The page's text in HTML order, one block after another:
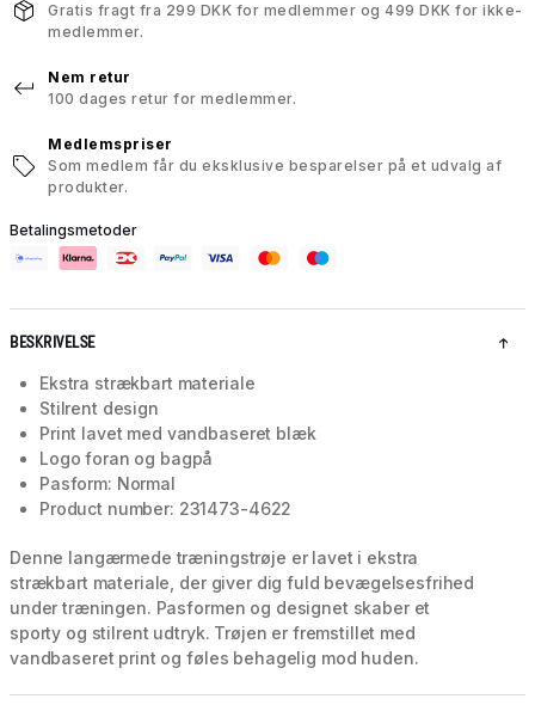
Gratis fragt fra 299 DKK for medlemmer og 499 DKK for ikke-
medlemmer.
Nem retur
100 dages retur for medlemmer.
Medlemspriser
Som medlem får du eksklusive besparelser på et udvalg af
produkter.
Betalingsmetoder
BESKRIVELSE
Ekstra strækbart materiale
Stilrent design
Print lavet med vandbaseret blæk
Logo foran og bagpå
Pasform: Normal
Product number: 231473-4622
Denne langærmede træningstrøje er lavet i ekstra
strækbart materiale, der giver dig fuld bevægelsesfrihed
under træningen. Pasformen og designet skaber et
sporty og stilrent udtryk. Trøjen er fremstillet med
vandbaseret print og føles behagelig mod huden.